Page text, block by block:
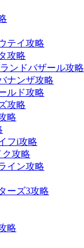
テイ攻略
攻略
ンドバザール攻略
ナンザ攻略
ルド攻略
攻略
略
フi攻略
ク攻略
イン攻略
ーズ3攻略
略